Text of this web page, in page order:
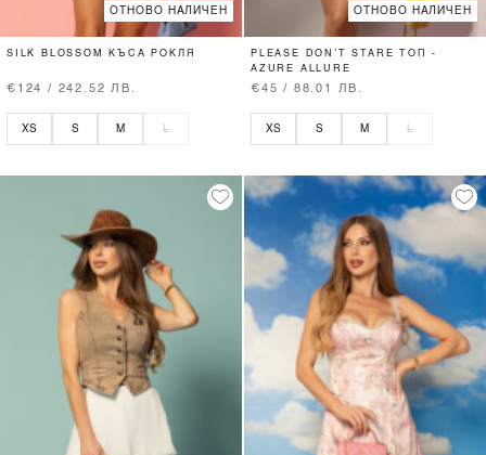
ОТНОВО НАЛИЧЕН
SILK BLOSSOM КЪСА РОКЛЯ
€124 / 242.52 ЛВ.
XS S M L
ОТНОВО НАЛИЧЕН
PLEASE DON’T STARE ТОП -
AZURE ALLURE
€45 / 88.01 ЛВ.
XS S M L